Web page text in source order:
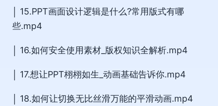
│ 15.PPT画面设计逻辑是什么?常用版式有哪
些.mp4
│ 16.如何安全使用素材_版权知识全解析.mp4
│ 17.想让PPT栩栩如生_动画基础告诉你.mp4
│ 18.如何让切换无比丝滑万能的平滑动画.mp4